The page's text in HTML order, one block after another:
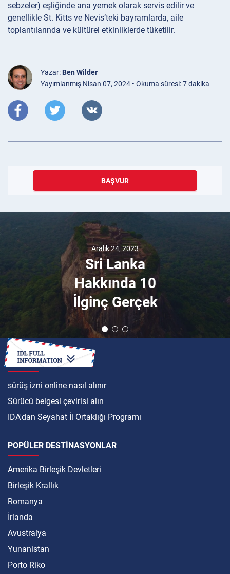
sebzeler) eşliğinde ana yemek olarak servis edilir ve
genellikle St. Kitts ve Nevis’teki bayramlarda, aile
toplantılarında ve kültürel etkinliklerde tüketilir.
Yazar: Ben Wilder
Yayımlanmış Nisan 07, 2024 • Okuma süresi: 7 dakika
BAŞVUR
Aralık 24, 2023
Sri Lanka
Hakkında 10
İlginç Gerçek
ULUSLARARASI
sürüş izni online nasıl alınır
Sürücü belgesi çevirisi alın
IDA'dan Seyahat İi Ortaklığı Programı
POPÜLER DESTINASYONLAR
Amerika Birleşik Devletleri
Birleşik Krallık
Romanya
İrlanda
Avustralya
Yunanistan
Porto Riko